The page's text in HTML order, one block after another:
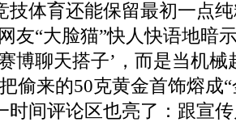
技体育还能保留最初一点
友“大脸猫”快人快语地暗
博聊天搭子’，而是当机械
偷来的50克黄金首饰熔成
时间评论区也亮了：跟宣